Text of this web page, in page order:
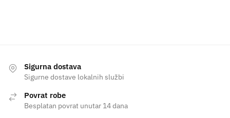
Sigurna dostava
Sigurne dostave lokalnih službi
Povrat robe
Besplatan povrat unutar 14 dana